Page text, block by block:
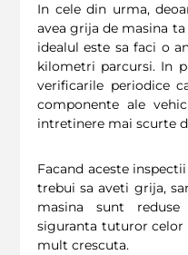
In cele din urma,
avea grija de masina
idealul este sa faci o
kilometri parcursi. In
verificarile periodice
componente ale
intretinere mai scurte
Facand aceste
trebui sa aveti grija,
masina sunt
siguranta tuturor celor
mult crescuta.